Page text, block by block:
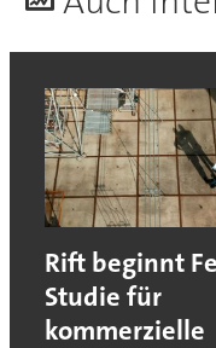
Rift beginnt
Studie für
kommerzielle